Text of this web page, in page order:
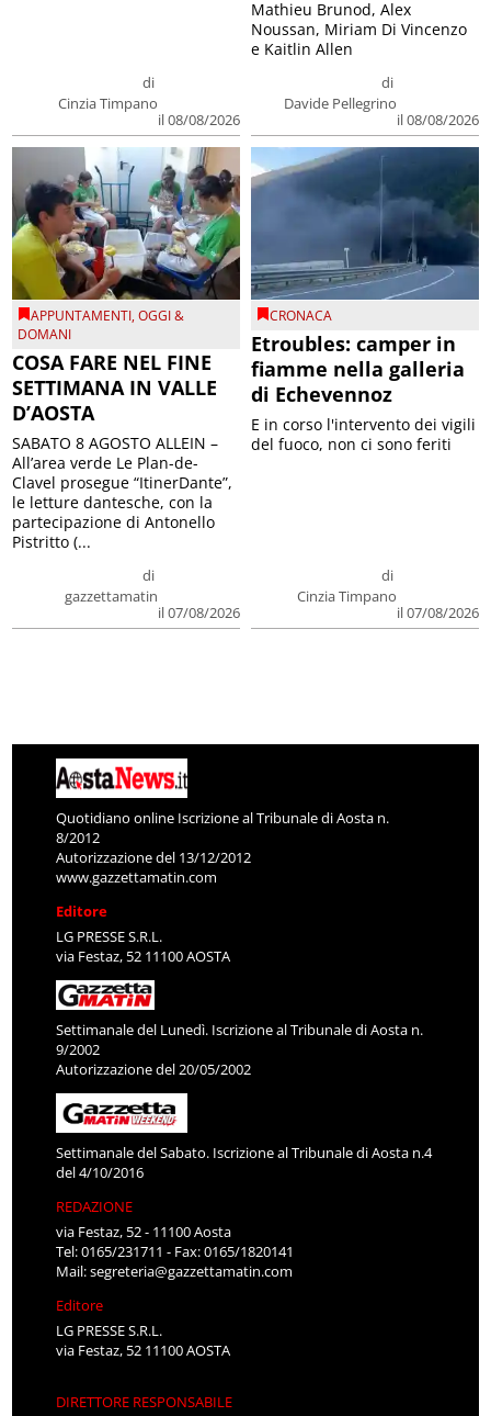
di
Cinzia Timpano
il 08/08/2026
di
Davide Pellegrino
il 08/08/2026
Mathieu Brunod, Alex
Noussan, Miriam Di Vincenzo
e Kaitlin Allen
APPUNTAMENTI,OGGI &
DOMANI
COSA FARE NEL FINE
SETTIMANA IN VALLE
D’AOSTA
di
gazzettamatin
il 07/08/2026
SABATO 8 AGOSTO ALLEIN –
All’area verde Le Plan-de-
Clavel prosegue “ItinerDante”,
le letture dantesche, con la
partecipazione di Antonello
Pistritto (...
CRONACA
Etroubles: camper in
fiamme nella galleria
di Echevennoz
di
Cinzia Timpano
il 07/08/2026
E in corso l'intervento dei vigili
del fuoco, non ci sono feriti
Quotidiano online Iscrizione al Tribunale di Aosta n.
8/2012
Autorizzazione del 13/12/2012
www.gazzettamatin.com
Editore
LG PRESSE S.R.L.
via Festaz, 52 11100 AOSTA
Settimanale del Lunedì. Iscrizione al Tribunale di Aosta n.
9/2002
Autorizzazione del 20/05/2002
Settimanale del Sabato. Iscrizione al Tribunale di Aosta n.4
del 4/10/2016
REDAZIONE
via Festaz, 52 - 11100 Aosta
Tel: 0165/231711 - Fax: 0165/1820141
Mail:segreteria@gazzettamatin.com
Editore
LG PRESSE S.R.L.
via Festaz, 52 11100 AOSTA
DIRETTORE RESPONSABILE